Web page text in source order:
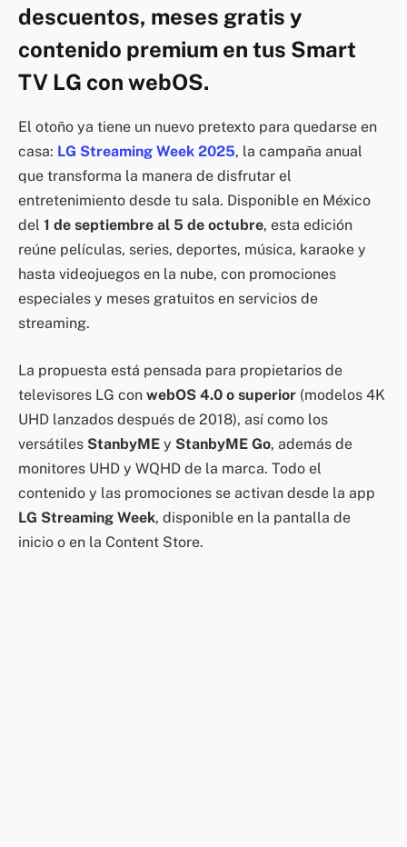
descuentos, meses gratis y
contenido premium en tus Smart
TV LG con webOS.
El otoño ya tiene un nuevo pretexto para quedarse en
casa: LG Streaming Week 2025, la campaña anual
que transforma la manera de disfrutar el
entretenimiento desde tu sala. Disponible en México
del 1 de septiembre al 5 de octubre, esta edición
reúne películas, series, deportes, música, karaoke y
hasta videojuegos en la nube, con promociones
especiales y meses gratuitos en servicios de
streaming.
La propuesta está pensada para propietarios de
televisores LG con webOS 4.0 o superior (modelos 4K
UHD lanzados después de 2018), así como los
versátiles StanbyME y StanbyME Go, además de
monitores UHD y WQHD de la marca. Todo el
contenido y las promociones se activan desde la app
LG Streaming Week, disponible en la pantalla de
inicio o en la Content Store.